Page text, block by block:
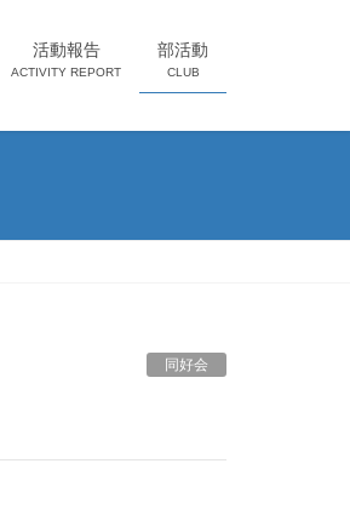
活動報告
ACTIVITY REPORT
部活動
CLUB
同好会